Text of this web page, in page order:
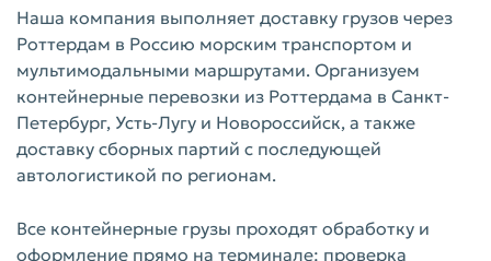
Наша компания выполняет доставку грузов через
Роттердам в Россию морским транспортом и
мультимодальными маршрутами. Организуем
контейнерные перевозки из Роттердама в Санкт-
Петербург, Усть-Лугу и Новороссийск, а также
доставку сборных партий с последующей
автологистикой по регионам.
Все контейнерные грузы проходят обработку и
оформление прямо на терминале: проверка